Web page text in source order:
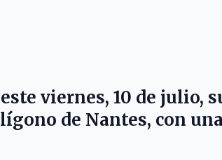
viernes, 10 de julio,
de Nantes, con